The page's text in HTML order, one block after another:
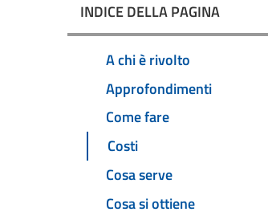
INDICE DELLA PAGINA
A chi è rivolto
Approfondimenti
Come fare
Costi
Cosa serve
Cosa si ottiene